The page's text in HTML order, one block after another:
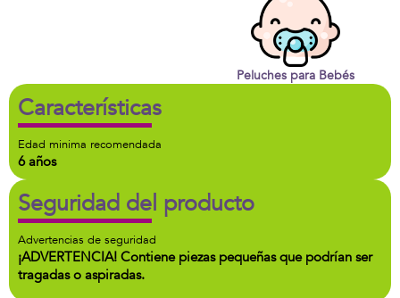
Peluches para Bebés
Características
Edad minima recomendada
6 años
Seguridad del producto
Advertencias de seguridad
¡ADVERTENCIA! Contiene piezas pequeñas que podrían ser
tragadas o aspiradas.